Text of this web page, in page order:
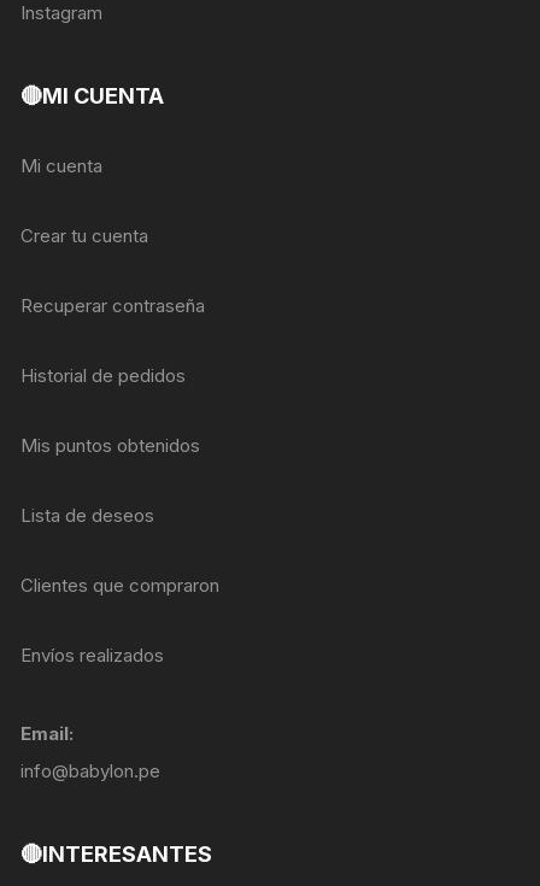
Instagram
🔴MI CUENTA
Mi cuenta
Crear tu cuenta
Recuperar contraseña
Historial de pedidos
Mis puntos obtenidos
Lista de deseos
Clientes que compraron
Envíos realizados
Email:
info@babylon.pe
🔴INTERESANTES